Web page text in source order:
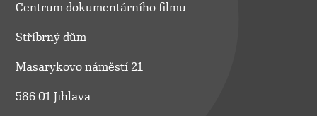
Centrum dokumentárního filmu
Stříbrný dům
Masarykovo náměstí 21
586 01 Jihlava